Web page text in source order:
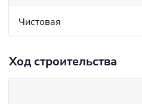
Чистовая
Ход строительства